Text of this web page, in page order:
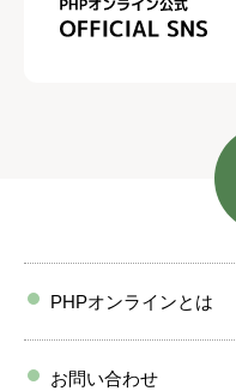
PHPオンラインとは
お問い合わせ